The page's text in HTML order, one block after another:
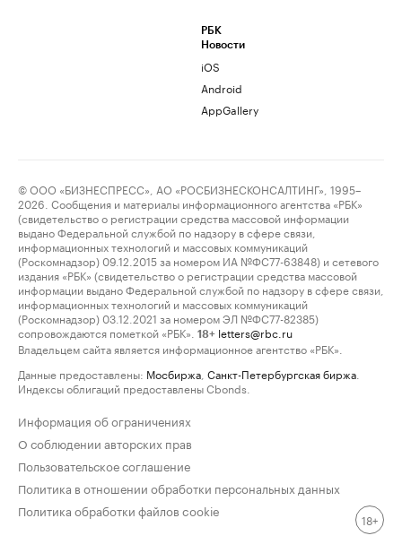
РБК
Новости
iOS
Android
AppGallery
© ООО «БИЗНЕСПРЕСС», АО «РОСБИЗНЕСКОНСАЛТИНГ», 1995–
2026. Сообщения и материалы информационного агентства «РБК»
(свидетельство о регистрации средства массовой информации
выдано Федеральной службой по надзору в сфере связи,
информационных технологий и массовых коммуникаций
(Роскомнадзор) 09.12.2015 за номером ИА №ФС77-63848) и сетевого
издания «РБК» (свидетельство о регистрации средства массовой
информации выдано Федеральной службой по надзору в сфере связи,
информационных технологий и массовых коммуникаций
(Роскомнадзор) 03.12.2021 за номером ЭЛ №ФС77-82385)
сопровождаются пометкой «РБК».
18+ letters@rbc.ru
Владельцем сайта является информационное агентство «РБК».
Данные предоставлены: Мосбиржа Санкт-Петербургская биржа
Индексы облигаций предоставлены Cbonds.
Информация об ограничениях
О соблюдении авторских прав
Пользовательское соглашение
Политика в отношении обработки персональных данных
Политика обработки файлов cookie
18+